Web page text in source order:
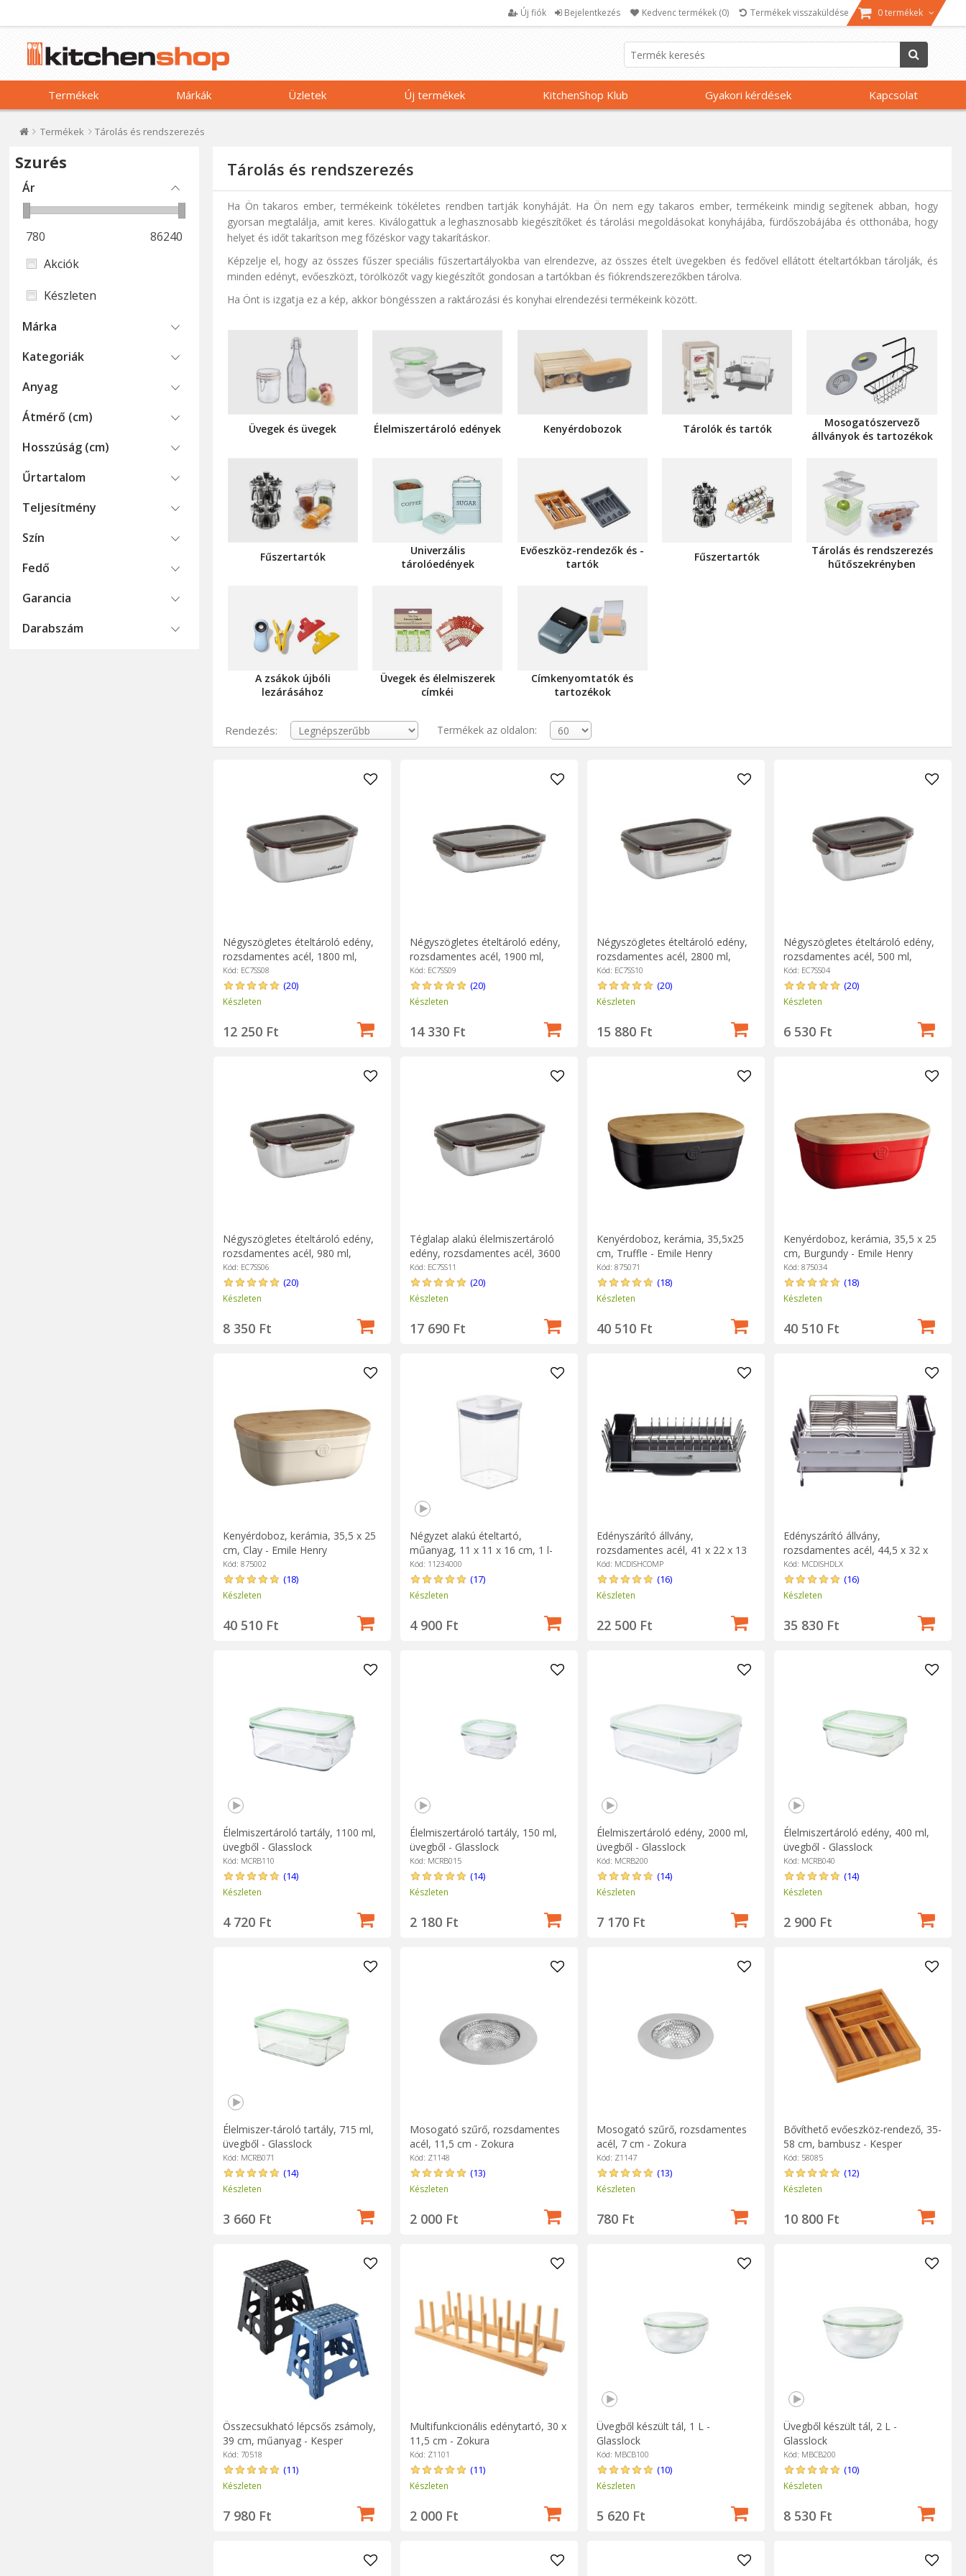
Új fiók Bejelentkezés Kedvenc termékek (0) Termékek visszaküldése 0 termékek
Termékek Márkák Üzletek Új termékek KitchenShop Klub Gyakori kérdések Kapcsolat
Termékek Tárolás és rendszerezés
Szurés
Ár
780
86240
Akciók
Készleten
Márka
Kategoriák
Anyag
Átmérő (cm)
Hosszúság (cm)
Űrtartalom
Teljesítmény
Szín
Fedő
Garancia
Darabszám
Tárolás és rendszerezés
Ha Ön takaros ember, termékeink tökéletes rendben tartják konyháját. Ha Ön nem egy takaros ember, termékeink mindig segítenek abban, hogy
gyorsan megtalálja, amit keres. Kiválogattuk a leghasznosabb kiegészítőket és tárolási megoldásokat konyhájába, fürdőszobájába és otthonába, hogy
helyet és időt takarítson meg főzéskor vagy takarításkor.
Képzelje el, hogy az összes fűszer speciális fűszertartályokba van elrendezve, az összes ételt üvegekben és fedővel ellátott ételtartókban tárolják, és
minden edényt, evőeszközt, törölközőt vagy kiegészítőt gondosan a tartókban és fiókrendszerezőkben tárolva.
Ha Önt is izgatja ez a kép, akkor böngésszen a raktározási és konyhai elrendezési termékeink között.
Üvegek és üvegek Élelmiszertároló edények Kenyérdobozok Tárolók és tartók
Mosogatószervezõ
állványok és tartozékok
Fűszertartók
Univerzális
tárolóedények
Evőeszköz-rendezők és -
tartók
Fűszertartók
Tárolás és rendszerezés
hűtőszekrényben
A zsákok újbóli
lezárásához
Üvegek és élelmiszerek
címkéi
Címkenyomtatók és
tartozékok
Rendezés: Termékek az oldalon:
Négyszögletes ételtároló edény,
rozsdamentes acél, 1800 ml,
"Flora" - Cuitisan
Kód: EC7SS08
(20)
Készleten
12 250 Ft
Négyszögletes ételtároló edény,
rozsdamentes acél, 1900 ml,
"Flora" - Cuitisan
Kód: EC7SS09
(20)
Készleten
14 330 Ft
Négyszögletes ételtároló edény,
rozsdamentes acél, 2800 ml,
"Flora" - Cuitisan
Kód: EC7SS10
(20)
Készleten
15 880 Ft
Négyszögletes ételtároló edény,
rozsdamentes acél, 500 ml,
"Flora" - Cuitisan
Kód: EC7SS04
(20)
Készleten
6 530 Ft
Négyszögletes ételtároló edény,
rozsdamentes acél, 980 ml,
"Flora" - Cuitisan
Kód: EC7SS06
(20)
Készleten
8 350 Ft
Téglalap alakú élelmiszertároló
edény, rozsdamentes acél, 3600
ml, "Flora" - Cuitisan
Kód: EC7SS11
(20)
Készleten
17 690 Ft
Kenyérdoboz, kerámia, 35,5x25
cm, Truffle - Emile Henry
Kód: 875071
(18)
Készleten
40 510 Ft
Kenyérdoboz, kerámia, 35,5 x 25
cm, Burgundy - Emile Henry
Kód: 875034
(18)
Készleten
40 510 Ft
Kenyérdoboz, kerámia, 35,5 x 25
cm, Clay - Emile Henry
Kód: 875002
(18)
Készleten
40 510 Ft
Négyzet alakú ételtartó,
műanyag, 11 x 11 x 16 cm, 1 l-
OXO
Kód: 11234000
(17)
Készleten
4 900 Ft
Edényszárító állvány,
rozsdamentes acél, 41 x 22 x 13
cm - MasterClass
Kód: MCDISHCOMP
(16)
Készleten
22 500 Ft
Edényszárító állvány,
rozsdamentes acél, 44,5 x 32 x
19,5 cm - MasterClass
Kód: MCDISHDLX
(16)
Készleten
35 830 Ft
Élelmiszertároló tartály, 1100 ml,
üvegből - Glasslock
Kód: MCRB110
(14)
Készleten
4 720 Ft
Élelmiszertároló tartály, 150 ml,
üvegből - Glasslock
Kód: MCRB015
(14)
Készleten
2 180 Ft
Élelmiszertároló edény, 2000 ml,
üvegből - Glasslock
Kód: MCRB200
(14)
Készleten
7 170 Ft
Élelmiszertároló edény, 400 ml,
üvegből - Glasslock
Kód: MCRB040
(14)
Készleten
2 900 Ft
Élelmiszer-tároló tartály, 715 ml,
üvegből - Glasslock
Kód: MCRB071
(14)
Készleten
3 660 Ft
Mosogató szűrő, rozsdamentes
acél, 11,5 cm - Zokura
Kód: Z1148
(13)
Készleten
2 000 Ft
Mosogató szűrő, rozsdamentes
acél, 7 cm - Zokura
Kód: Z1147
(13)
Készleten
780 Ft
Bővíthető evőeszköz-rendező, 35-
58 cm, bambusz - Kesper
Kód: 58085
(12)
Készleten
10 800 Ft
Összecsukható lépcsős zsámoly,
39 cm, műanyag - Kesper
Kód: 70518
(11)
Készleten
7 980 Ft
Multifunkcionális edénytartó, 30 x
11,5 cm - Zokura
Kód: Z1101
(11)
Készleten
2 000 Ft
Üvegből készült tál, 1 L -
Glasslock
Kód: MBCB100
(10)
Készleten
5 620 Ft
Üvegből készült tál, 2 L -
Glasslock
Kód: MBCB200
(10)
Készleten
8 530 Ft